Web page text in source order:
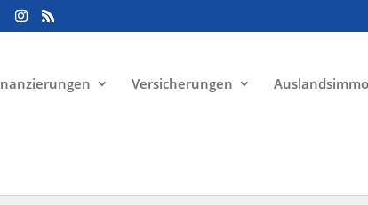
Versicherungen